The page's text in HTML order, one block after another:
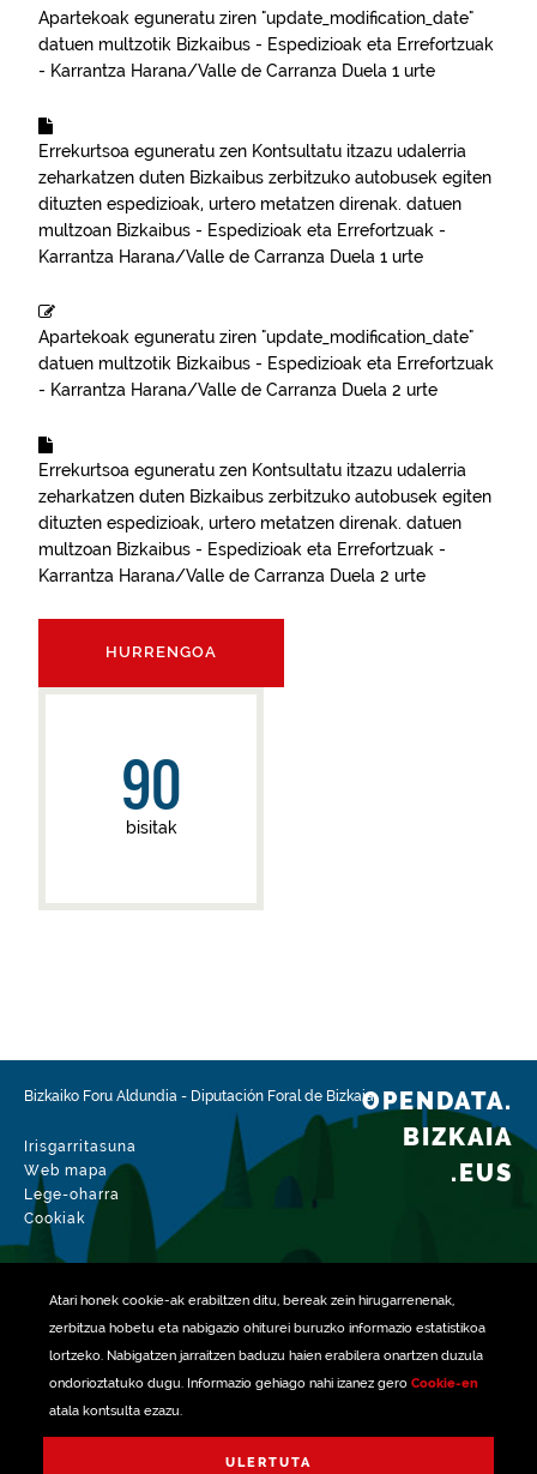
Atari honek cookie-ak erabiltzen ditu, bereak zein hirugarrenenak,
zerbitzua hobetu eta nabigazio ohiturei buruzko informazio estatistikoa
lortzeko. Nabigatzen jarraitzen baduzu haien erabilera onartzen duzula
ondorioztatuko dugu. Informazio gehiago nahi izanez gero Cookie-en
atala kontsulta ezazu.
ULERTUTA
Apartekoak eguneratu ziren "update_modification_date"
datuen multzotik Bizkaibus - Espedizioak eta Errefortzuak
- Karrantza Harana/Valle de Carranza Duela 1 urte
Errekurtsoa eguneratu zen Kontsultatu itzazu udalerria
zeharkatzen duten Bizkaibus zerbitzuko autobusek egiten
dituzten espedizioak, urtero metatzen direnak. datuen
multzoan Bizkaibus - Espedizioak eta Errefortzuak -
Karrantza Harana/Valle de Carranza Duela 1 urte
Apartekoak eguneratu ziren "update_modification_date"
datuen multzotik Bizkaibus - Espedizioak eta Errefortzuak
- Karrantza Harana/Valle de Carranza Duela 2 urte
Errekurtsoa eguneratu zen Kontsultatu itzazu udalerria
zeharkatzen duten Bizkaibus zerbitzuko autobusek egiten
dituzten espedizioak, urtero metatzen direnak. datuen
multzoan Bizkaibus - Espedizioak eta Errefortzuak -
Karrantza Harana/Valle de Carranza Duela 2 urte
HURRENGOA
90
bisitak
Bizkaiko Foru Aldundia - Diputación Foral de Bizkaia
Irisgarritasuna
Web mapa
Lege-oharra
Cookiak
OPENDATA.
BIZKAIA
.EUS